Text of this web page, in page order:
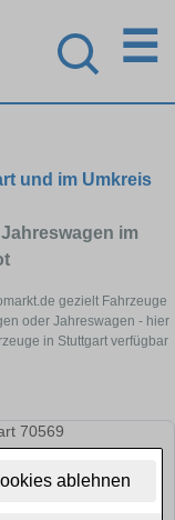
ablehnen
☰
und im Umkreis
im
gezielt Fahrzeuge
oder Jahreswagen - hier
in Stuttgart verfügbar